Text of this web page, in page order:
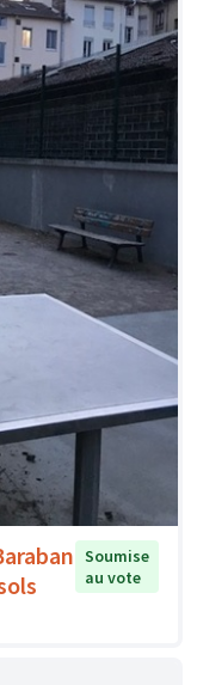
Soumise
au vote